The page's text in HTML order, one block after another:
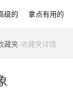
级的 拿点有用的
藏夹-收藏夹详情